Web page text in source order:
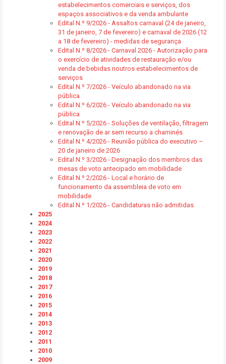
estabelecimentos comerciais e serviços, dos
espaços associativos e da venda ambulante
Edital N.º 9/2026 - Assaltos carnaval (24 de janeiro,
31 de janeiro, 7 de fevereiro) e carnaval de 2026 (12
a 18 de fevereiro) - medidas de segurança
Edital N.º 8/2026 - Carnaval 2026 - Autorização para
o exercício de atividades de restauração e/ou
venda de bebidas noutros estabelecimentos de
serviços
Edital N.º 7/2026 - Veículo abandonado na via
pública
Edital N.º 6/2026 - Veículo abandonado na via
pública
Edital N.º 5/2026 - Soluções de ventilação, filtragem
e renovação de ar sem recurso a chaminés
Edital N.º 4/2026 - Reunião pública do executivo –
20 de janeiro de 2026
Edital N.º 3/2026 - Designação dos membros das
mesas de voto antecipado em mobilidade
Edital N.º 2/2026 - Local e horário de
funcionamento da assembleia de voto em
mobilidade
Edital N.º 1/2026 - Candidaturas não admitidas
2025
2024
2023
2022
2021
2020
2019
2018
2017
2016
2015
2014
2013
2012
2011
2010
2009